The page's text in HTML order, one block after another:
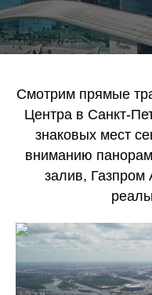
Смотрим прямые
Центра в Санкт-
знаковых мест
вниманию
залив,